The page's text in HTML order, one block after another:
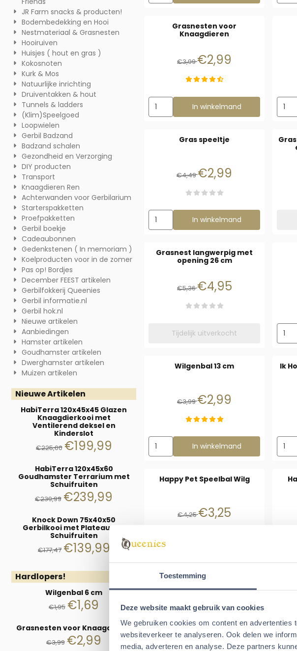
Toestemming
Deze website maakt gebruik van cookies
We gebruiken cookies om content en
websiteverkeer te analyseren. Ook delen we
media, adverteren en analyse. Deze partners
JR Farm snacks & producten!
Bodembedekking en Hooi
Nestmateriaal & Grasnesten
Hooiruiven
Huisjes ( hout en gras )
Kokosnoten
Kurk & Mos
Natuurlijke inrichting
Druiventakken & hout
Tunnels & ladders
(Klim)Speelgoed
Loopwielen
Gerbil Badzand
Badzand schalen
Gezondheid en Verzorging
DIY producten
Transport
Knaagdieren Ren
Achterwanden voor Gerbilarium
Starterspakketten
Proefpakketten
Gerbil boekje
Cadeaubonnen
Gedenkstenen ( In memoriam )
Koelproducten voor in de zomer
Pas op! Bordjes
December FEEST artikelen
Gerbilfokkerij Queenies
Gerbil informatie.nl
Gerbil hok.nl
Nieuwe artikelen
Aanbiedingen
Hamster artikelen
Goudhamster artikelen
Dwerghamster artikelen
Muizen artikelen
Nieuwe Artikelen
HabiTerra 120x45x45 Glazen
Knaagdierkooi met
Ventilerend deksel en
Kinderslot
€225,00 €199,99
HabiTerra 120x45x60
Goudhamster Terrarium met
Schuifruiten
€239,99 €239,99
Knock Down 75x40x50
Gerbilkooi met Plateaus en
Schuifruiten
€177,47 €139,99
Hardlopers!
Wilgenbal 6 cm
€1,95 €1,69
Grasnesten voor Knaagdieren
€3,99 €2,99
Grasnesten voor
Knaagdieren
Van 3,99 voor 2,99
€3,99€2,99
Aantal kiezen voor Grasnesten voor
In winkelmand
Gras speeltje
Van 4,49 voor 2,99
€4,49€2,99
Aantal kiezen voor Gras speeltje
In winkelmand
Grasnest langwerpig met
opening 26 cm
Van 5,36 voor 4,95
€5,36€4,95
Tijdelijk uitverkocht
Wilgenbal 13 cm
Van 3,99 voor 2,99
€3,99€2,99
Aantal kiezen voor Wilgenbal 13 cm
In winkelmand
Ik
Happy Pet Speelbal Wilg
Van 4,25 voor 3,25
€4,25€3,25
Gevlochten Wilgenbal Ø 6 cm
Prijs: 0,99
€0,99